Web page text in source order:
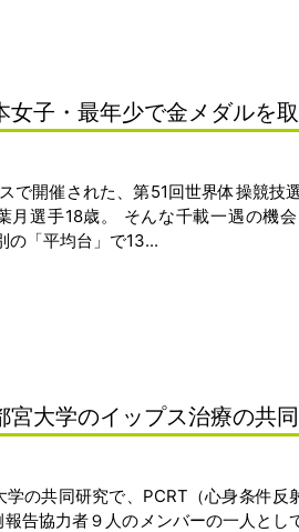
女子・最年少で金メダルを
で開催された、第51回世界体操競
月選手18歳。 そんな千載一遇の機
の「平均台」で13...
宮大学のイップス治療の共
の共同研究で、PCRT（心身条件
告協力者９人のメンバーの一人と